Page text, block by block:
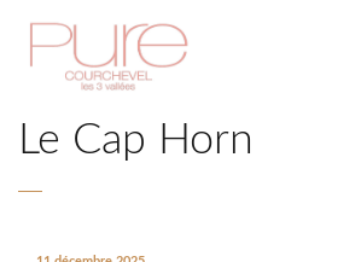
Le Cap Horn